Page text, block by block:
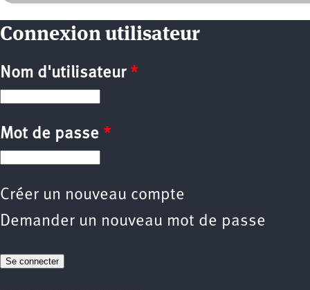
Connexion utilisateur
Nom d'utilisateur *
Mot de passe *
Créer un nouveau compte
Demander un nouveau mot de passe